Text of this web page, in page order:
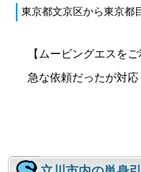
東京都文京区から東京都
【ムービングエスを
急な依頼だったが対